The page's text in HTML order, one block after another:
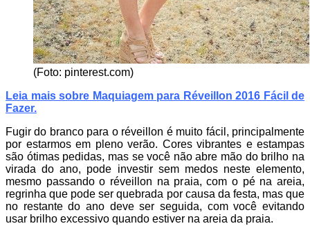
(Foto: pinterest.com)
Leia mais sobre Maquiagem para Réveillon 2016 Fácil de
Fazer.
Fugir do branco para o réveillon é muito fácil, principalmente
por estarmos em pleno verão. Cores vibrantes e estampas
são ótimas pedidas, mas se você não abre mão do brilho na
virada do ano, pode investir sem medos neste elemento,
mesmo passando o réveillon na praia, com o pé na areia,
regrinha que pode ser quebrada por causa da festa, mas que
no restante do ano deve ser seguida, com você evitando
usar brilho excessivo quando estiver na areia da praia.